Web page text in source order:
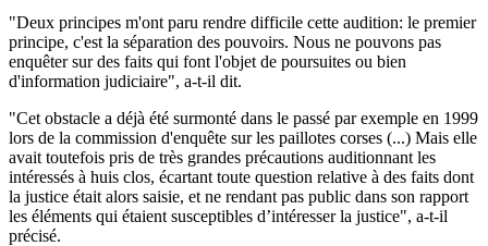
"Deux principes m'ont paru rendre difficile cette audition: le premier
principe, c'est la séparation des pouvoirs. Nous ne pouvons pas
enquêter sur des faits qui font l'objet de poursuites ou bien
d'information judiciaire", a-t-il dit.
"Cet obstacle a déjà été surmonté dans le passé par exemple en 1999
lors de la commission d'enquête sur les paillotes corses (...) Mais elle
avait toutefois pris de très grandes précautions auditionnant les
intéressés à huis clos, écartant toute question relative à des faits dont
la justice était alors saisie, et ne rendant pas public dans son rapport
les éléments qui étaient susceptibles d’intéresser la justice", a-t-il
précisé.